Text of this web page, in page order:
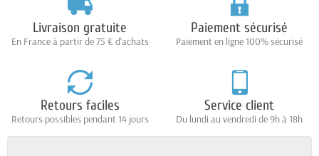
Livraison gratuite
En France à partir de 75 € d'achats
Paiement sécurisé
Paiement en ligne 100% sécurisé
Retours faciles
Retours possibles pendant 14 jours
Service client
Du lundi au vendredi de 9h à 18h